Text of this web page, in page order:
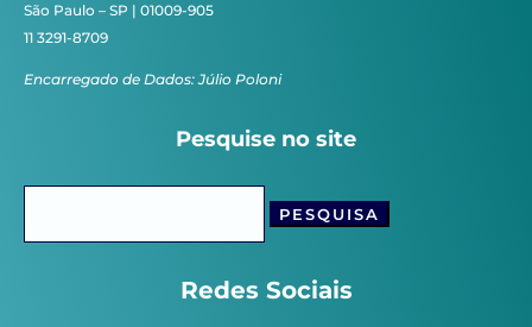
São Paulo – SP | 01009-905
11 3291-8709
Encarregado de Dados: Júlio Poloni
Pesquise no site
Redes Sociais